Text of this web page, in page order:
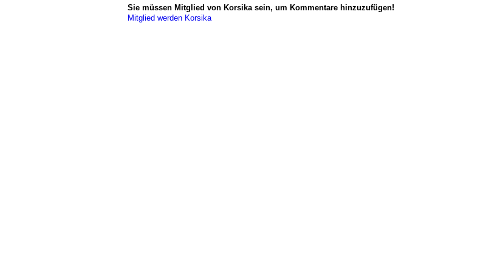
Sie müssen Mitglied von Korsika sein, um Kommentare hinzuzufügen!
Mitglied werden Korsika